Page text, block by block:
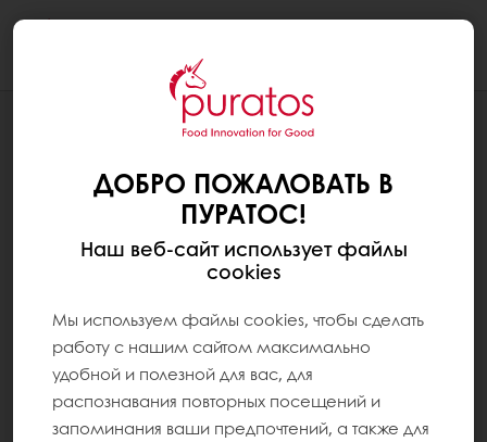
НАША ПРИВЕРЖЕННОСТЬ УСТОЙЧИВОМУ РАЗВИТИЮ
ДОБРО ПОЖАЛОВАТЬ В
ПУРАТОС!
Наш веб-сайт использует файлы
cookies
Мы используем файлы cookies, чтобы сделать
работу с нашим сайтом максимально
удобной и полезной для вас, для
распознавания повторных посещений и
запоминания ваши предпочтений, а также для